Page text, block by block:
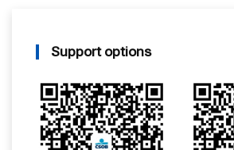
Support options